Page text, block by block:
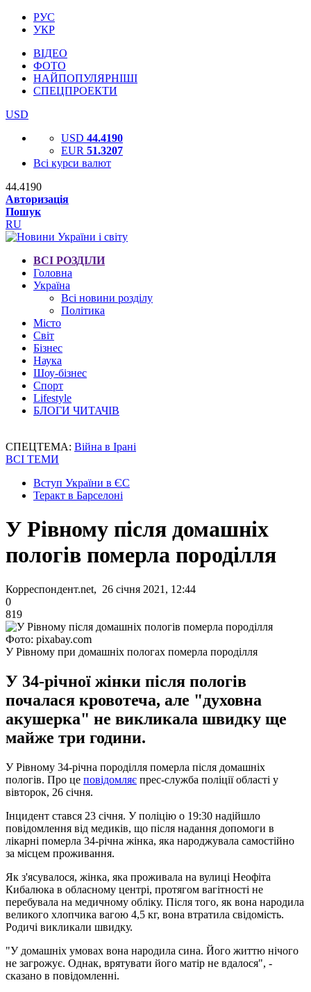
РУС
УКР
ВІДЕО
ФОТО
НАЙПОПУЛЯРНІШІ
СПЕЦПРОЕКТИ
USD
USD 44.4190
EUR 51.3207
Всі курси валют
44.4190
Авторизація
Пошук
RU
ВСІ РОЗДІЛИ
Головна
Україна
Всі новини розділу
Політика
Місто
Світ
Бізнес
Наука
Шоу-бізнес
Спорт
Lifestyle
БЛОГИ ЧИТАЧІВ
СПЕЦТЕМА: Війна в Ірані
ВСІ ТЕМИ
Вступ України в ЄС
Теракт в Барселоні
У Рівному після домашніх
пологів померла породілля
Корреспондент.net, 26 січня 2021, 12:44
0
819
Фото: pixabay.com
У Рівному при домашніх пологах померла породілля
У 34-річної жінки після пологів
почалася кровотеча, але "духовна
акушерка" не викликала швидку ще
майже три години.
У Рівному 34-річна породілля померла після домашніх
пологів. Про це повідомляє прес-служба поліції області у
вівторок, 26 січня.
Інцидент стався 23 січня. У поліцію о 19:30 надійшло
повідомлення від медиків, що після надання допомоги в
лікарні померла 34-річна жінка, яка народжувала самостійно
за місцем проживання.
Як з'ясувалося, жінка, яка проживала на вулиці Неофіта
Кибалюка в обласному центрі, протягом вагітності не
перебувала на медичному обліку. Після того, як вона народила
великого хлопчика вагою 4,5 кг, вона втратила свідомість.
Родичі викликали швидку.
"У домашніх умовах вона народила сина. Його життю нічого
не загрожує. Однак, врятувати його матір не вдалося", -
сказано в повідомленні.